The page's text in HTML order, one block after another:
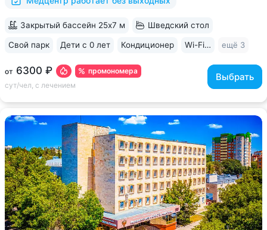
промономера
от 6300 ₽
сут/чел, с лечением
Выбрать
Закрытый бассейн 25х7 м Шведский стол
Свой парк Дети с 0 лет Кондиционер Wi-Fi в номерах ещё 3